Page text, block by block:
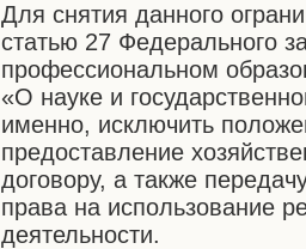
Для снятия данного
статью 27 Федерального
профессиональном
«О науке и
именно, исключить
предоставление
договору, а также
права на использование
деятельности.